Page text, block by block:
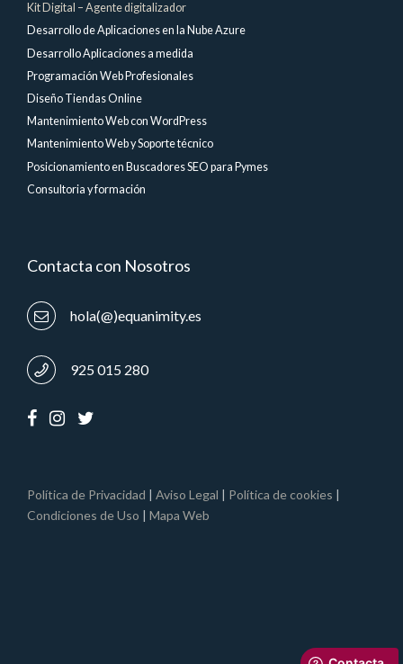
Kit Digital – Agente digitalizador
Desarrollo de Aplicaciones en la Nube Azure
Desarrollo Aplicaciones a medida
Programación Web Profesionales
Diseño Tiendas Online
Mantenimiento Web con WordPress
Mantenimiento Web y Soporte técnico
Posicionamiento en Buscadores SEO para Pymes
Consultoria y formación
Contacta con Nosotros
hola(@)equanimity.es
925 015 280
Política de Privacidad Aviso Legal Política de cookies
Condiciones de Uso
Mapa Web